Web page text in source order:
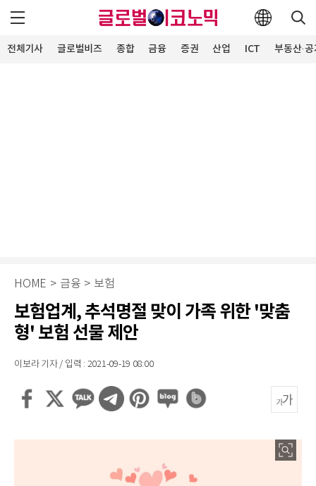
전체기사 글로벌비즈 종합 금융 증권 산업 ICT 부동산·
HOME > 금융 > 보험
보험업계, 추석명절 맞이 가족 위한 '맞춤
형' 보험 선물 제안
이보라 기자 / 입력 : 2021-09-19 08:00